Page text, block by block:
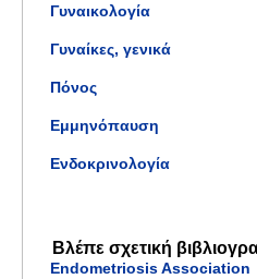
Γυναικολογία
Γυναίκες, γενικά
Πόνος
Εμμηνόπαυση
Ενδοκρινολογία
Βλέπε σχετική
Endometriosis Association